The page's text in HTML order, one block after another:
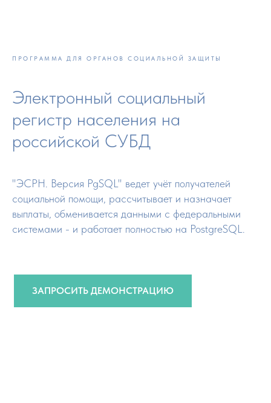
ПРОГРАММА ДЛЯ ОРГАНОВ СОЦИАЛЬНОЙ ЗАЩИТЫ
Электронный социальный
регистр населения на
российской СУБД
"ЭСРН. Версия PgSQL" ведет учёт получателей
социальной помощи, рассчитывает и назначает
выплаты, обменивается данными с федeральными
системами - и работает полностью на PostgreSQL.
ЗАПРОСИТЬ ДЕМОНСТРАЦИЮ